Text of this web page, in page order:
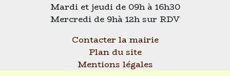
Mardi et jeudi de 09h à 16h30
Mercredi de 9hà 12h sur RDV
Contacter la mairie
Plan du site
Mentions légales